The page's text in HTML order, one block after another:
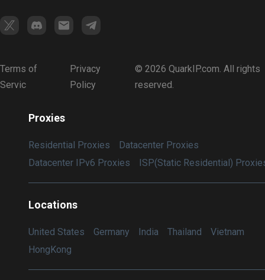
Terms of
Servic
Privacy
Policy
© 2026 QuarkIP.com. All rights
reserved.
Proxies
Residential Proxies
Datacenter Proxies
Datacenter IPv6 Proxies
ISP(Static Residential)
Locations
United States Germany India Thailand
Vietnam
HongKong